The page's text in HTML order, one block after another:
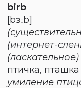
birb
[bɜːb]
(интернет-
(ласкательное)
птичка, пташка
умиление